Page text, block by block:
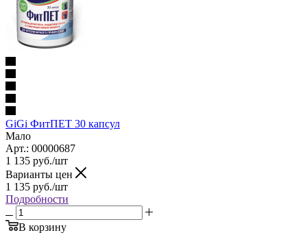
GiGi ФитПЕТ 30 капсул
Мало
Арт.: 00000687
1 135 руб./шт
Варианты цен
1 135 руб./шт
Подробности
В корзину